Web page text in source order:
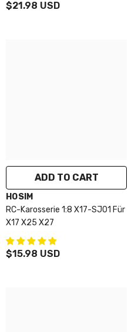
$21.98 USD
ADD TO CART
VENDOR:
HOSIM
RC-Karosserie 1:8 X17-SJ01 Für
X17 X25 X27
$15.98 USD